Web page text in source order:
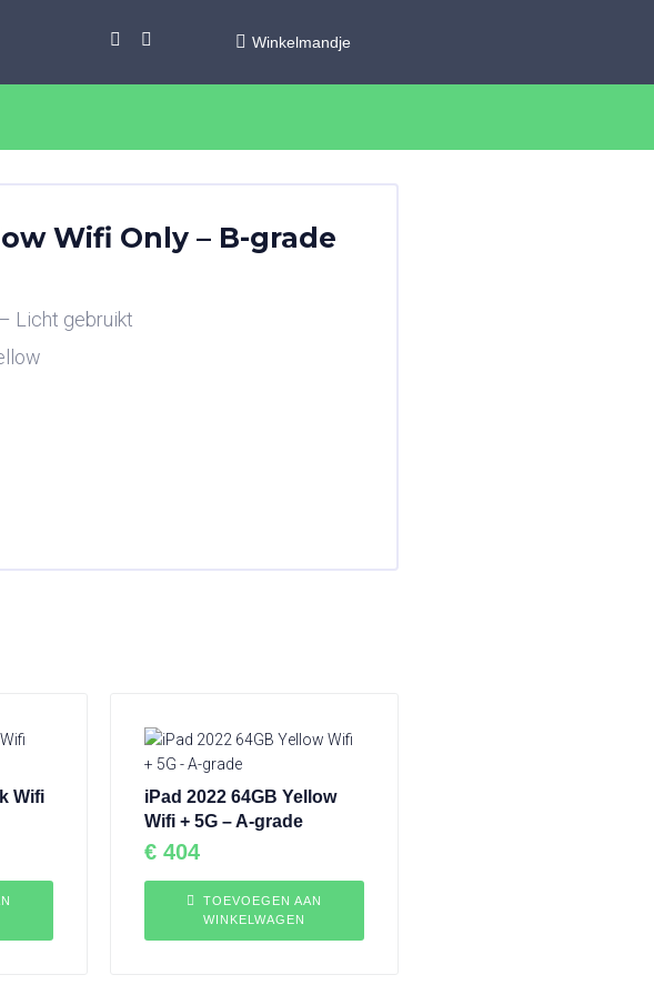
Winkelmandje
Wifi Only – B-grade
Licht gebruikt
Wifi
iPad 2022 64GB Yellow
Wifi + 5G – A-grade
€404
TOEVOEGEN AAN
WINKELWAGEN